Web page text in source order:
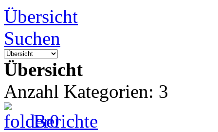
Übersicht
Suchen
Übersicht
Anzahl Kategorien: 3
Berichte